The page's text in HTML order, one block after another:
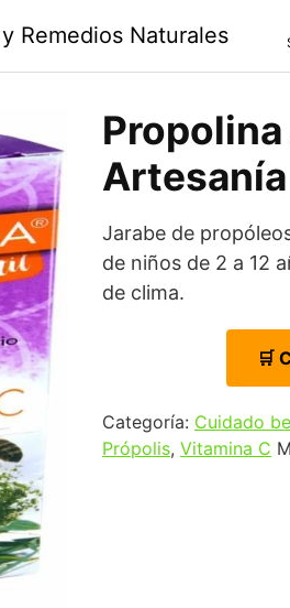
Remedios Naturales
Propolina
Artesanía
Jarabe de
de niños de 2 a 12
de clima.
🛒
Categoría: Cuidado
Própolis, Vitamina C